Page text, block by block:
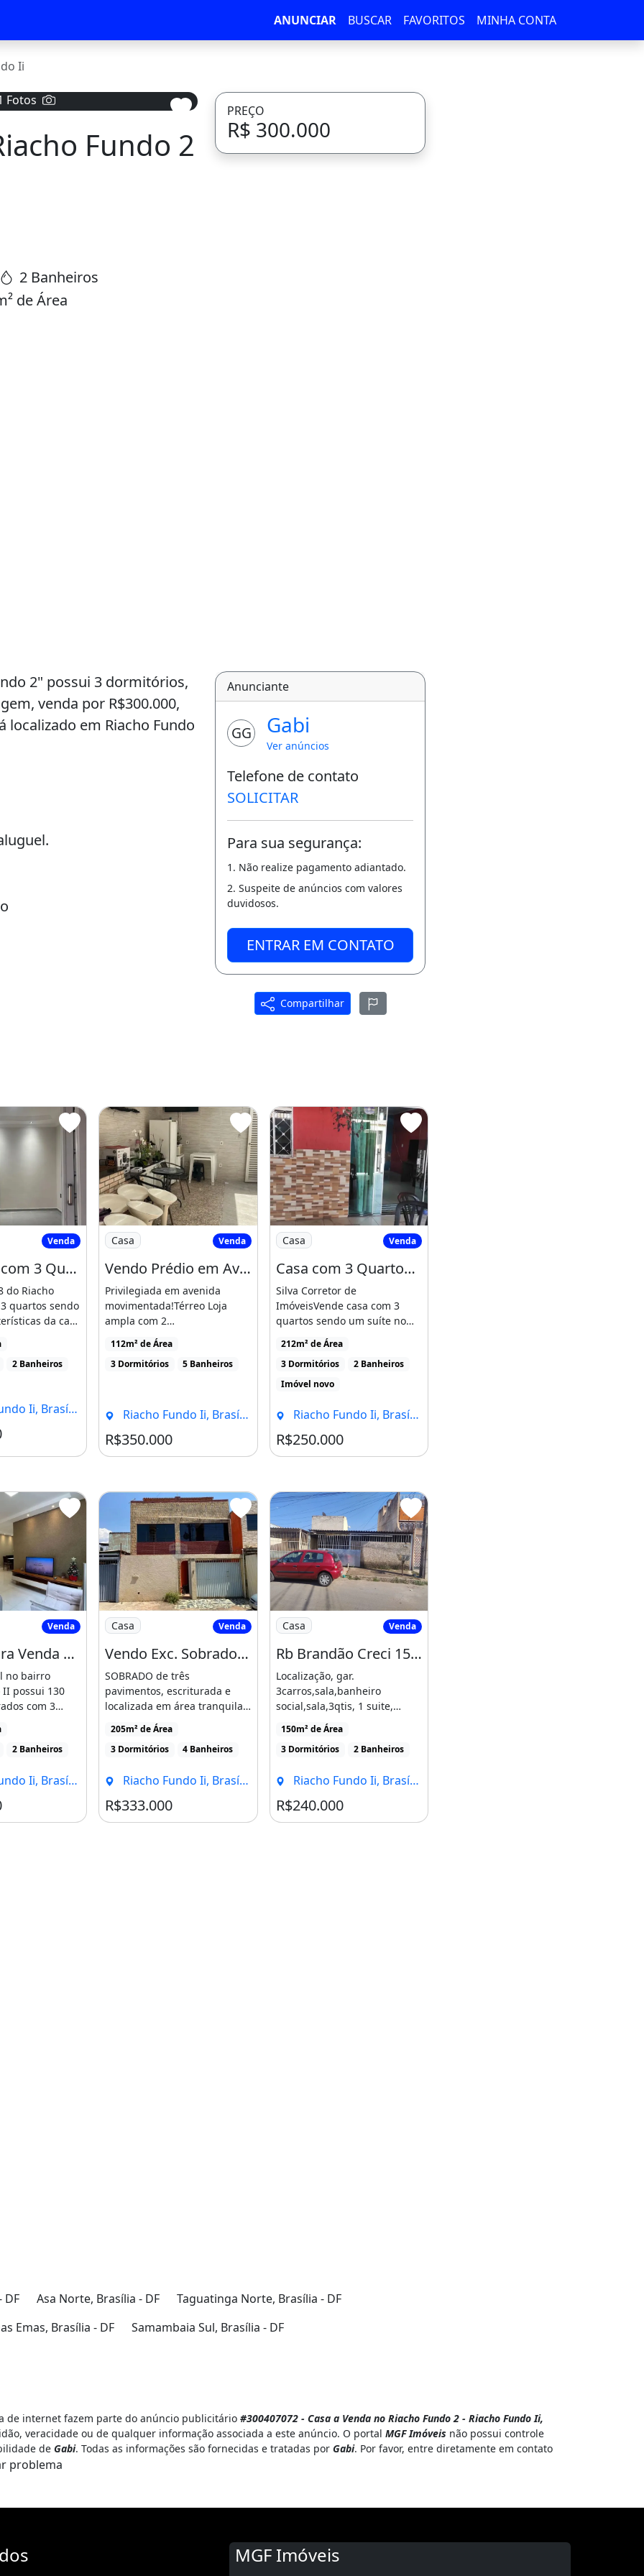
ANUNCIAR BUSCAR FAVORITOS MINHA CONTA
Ii
Fotos
Avançar
Fundo 2
2 Banheiros
de Área
PREÇO
R$ 300.000
2" possui 3 dormitórios,
venda por R$300.000,
localizado em Riacho Fundo
Anunciante
GG Gabi
Ver anúncios
Telefone de contato
SOLICITAR
Para sua segurança:
1. Não realize pagamento adiantado.
2. Suspeite de anúncios com valores
duvidosos.
ENTRAR EM CONTATO
Compartilhar
(Parcelada
Casa com 3 Quartos Sendo 1 Suíte na
Venda
Na - Casa com 3 Quartos Sendo 1 Suíte na Qs 18 do Riacho Fundo II
do Riacho
quartos sendo
da casa
2 Banheiros
Ii, Brasília - DF
Imagem: Vendo Prédio em Avenida Comercial - Qn
Casa Venda
Vendo Prédio em Avenida Comercial - Qn 18, Riacho Fundo II
Privilegiada em avenida
movimentada!Térreo Loja
ampla com 2
banheirosGaragemAndar
Superior Apartamento [...]
112m² de Área
3 Dormitórios
5 Banheiros
Riacho Fundo Ii, Brasília - DF
R$350.000
Imagem: Casa com 3 Quartos no Riacho Fundo II
Casa Venda
Casa com 3 Quartos no Riacho Fundo II
Silva Corretor de
ImóveisVende casa com 3
quartos sendo um suíte no
Riacho Fundo
IICaracterísticas [...]
212m² de Área
3 Dormitórios
2 Banheiros
Imóvel novo
Riacho Fundo Ii, Brasília - DF
R$250.000
para Venda Possui 130 Metros Quadrados
Venda
Imóvel para Venda Possui 130 Metros Quadrados com 3 Quartos em Riacho Fundo II
no bairro
II possui 130
com 3
2 suites e [...]
2 Banheiros
Ii, Brasília - DF
Imagem: Vendo Exc. Sobrado Escriturado Qs 14 com
Casa Venda
Vendo Exc. Sobrado Escriturado Qs 14 com 03 Quartos no Riacho Fundo II
SOBRADO de três
pavimentos, escriturada e
localizada em área tranquila
e próxima ao comércio local,
[...]
205m² de Área
3 Dormitórios
4 Banheiros
Riacho Fundo Ii, Brasília - DF
R$333.000
Imagem: Rb Brandão Creci 15635 8A Reguao Df Vd
Casa Venda
Rb Brandão Creci 15635 8A Reguao Df Vd, R.fii, Qn 12A Otima
Localização, gar.
3carros,sala,banheiro
social,sala,3qtis, 1 suite,
conzinha,área de serviço,
ventilação, [...]
150m² de Área
3 Dormitórios
2 Banheiros
Riacho Fundo Ii, Brasília - DF
R$240.000
Df
DF Asa Norte, Brasília - DF
Taguatinga Norte, Brasília - DF
Emas, Brasília - DF
Samambaia Sul, Brasília - DF
de internet fazem parte do anúncio publicitário #300407072 - Casa a Venda no Riacho Fundo 2 - Riacho Fundo Ii,
veracidade ou de qualquer informação associada a este anúncio. O portal MGF Imóveis não possui controle
de Gabi. Todas as informações são fornecidas e tratadas por Gabi. Por favor, entre diretamente em contato
problema
MGF Imóveis